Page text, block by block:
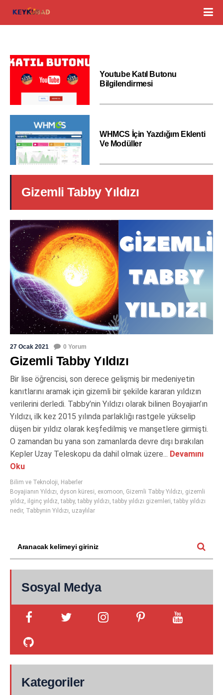
Youtube Katıl Butonu
Bilgilendirmesi
WHMCS İçin Yazdığım Eklenti
Ve Modüller
Gizemli Tabby Yıldızı
27 Ocak 2021 0 Yorum
Gizemli Tabby Yıldızı
Bir lise öğrencisi, son derece gelişmiş bir medeniyetin
kanıtlarını aramak için gizemli bir şekilde kararan yıldızın
verilerini derledi. Tabby’nin Yıldızı olarak bilinen Boyajian’ın
Yıldızı, ilk kez 2015 yılında parlaklığı rastgele yükselip
düşen bir yıldız olarak keşfedilmiş ve manşetlere girmişti.
O zamandan bu yana son zamanlarda devre dışı bırakılan
Kepler Uzay Teleskopu da dahil olmak üzere... Devamını
Oku
Bilim ve Teknoloji, Haberler
Boyajianın Yıldızı, dyson küresi, exomoon, Gizemli Tabby Yıldızı, gizemli
yıldız, ilginç yıldız,tabby,tabby yıldızı,tabby yıldızı gizemleri,tabby yıldızı
nedir, Tabbynin Yıldızı, uzaylılar
Sosyal Medya
Kategoriler